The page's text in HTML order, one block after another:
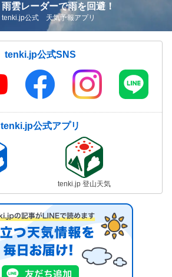
雨雲レーダーで雨を回避！
tenki.jp公式 天気予報アプリ
tenki.jp公式SNS
tenki.jp公式アプリ
tenki.jp 登山天気